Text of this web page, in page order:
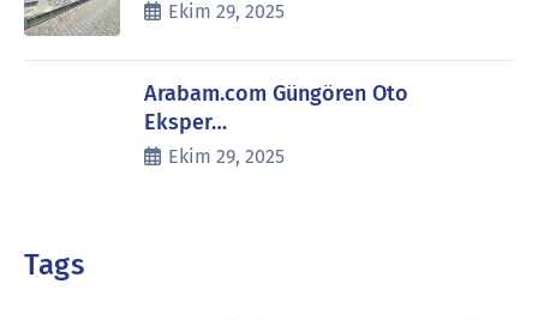
Ekim 29, 2025
Arabam.com Güngören Oto
Eksper…
Ekim 29, 2025
Tags